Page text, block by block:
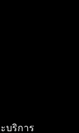
บริการ